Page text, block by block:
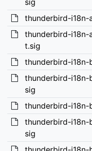
sig
thunderbird-i18n-
thunderbird-i18n-
t.sig
thunderbird-i18n-
thunderbird-i18n-
sig
thunderbird-i18n-
thunderbird-i18n-
sig